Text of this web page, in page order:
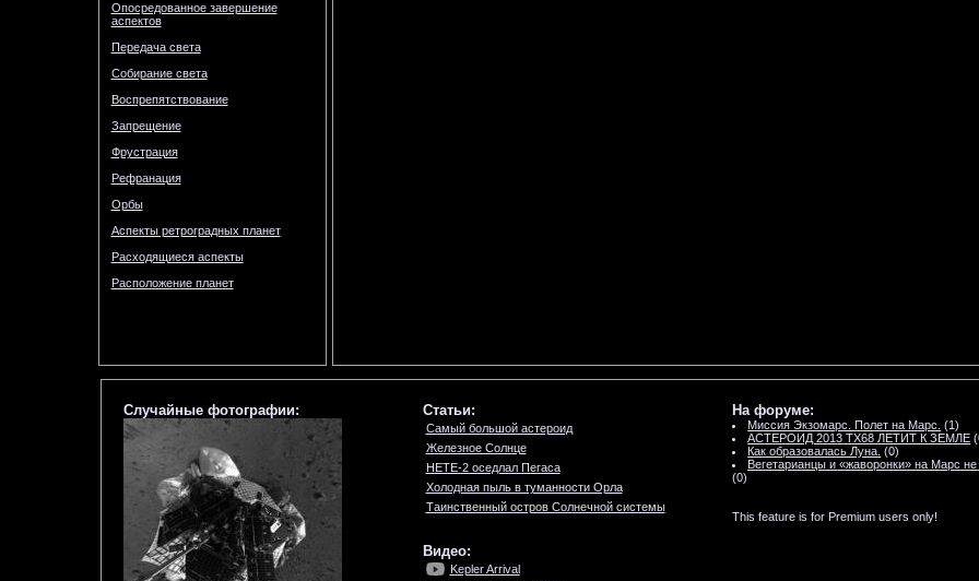
Опосредованное завершение
аспектов
Передача света
Собирание света
Воспрепятствование
Запрещение
Фрустрация
Рефранация
Орбы
Аспекты ретроградных планет
Расходящиеся аспекты
Расположение планет
Случайные фотографии: Статьи:
Самый большой астероид
Железное Солнце
HETE-2 оседлал Пегаса
Холодная пыль в туманности Орла
Таинственный остров Солнечной системы
Видео:
Kepler Arrival
На форуме:
Миссия Экзомарс. Полет на Марс. (1)
АСТЕРОИД 2013 TX68 ЛЕТИТ К ЗЕМЛЕ
Как образовалась Луна. (0)
Вегетарианцы и «жаворонки» на Марс не
(0)
This feature is for Premium users only!